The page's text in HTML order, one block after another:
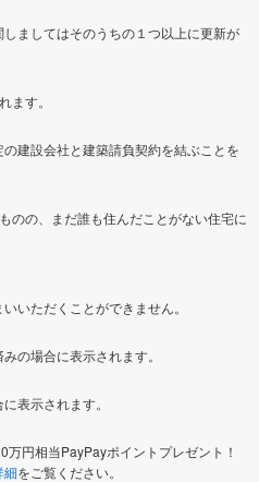
ましてはそのうちの１つ以上に更新が
ます。
建設会社と建築請負契約を結ぶことを
のの、まだ誰も住んだことがない住宅に
いただくことができません。
の場合に表示されます。
表示されます。
万円相当PayPayポイントプレゼント！
細をご覧ください。